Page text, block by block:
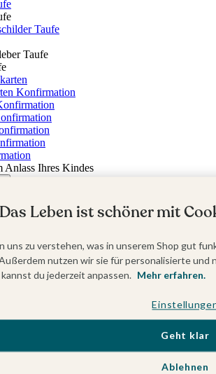
Taufe
Taufe
Konfirmation
Anlass Ihres Kindes
Firmung
Jugendweihe
Einschulung
Muttertag
Vatertag
Das Leben ist schöner mit
uns zu verstehen, was in unserem Shop gut
nutzen wir sie für personalisierte
du jederzeit anpassen. Mehr erfahren.
Ablehnen
Geht klar